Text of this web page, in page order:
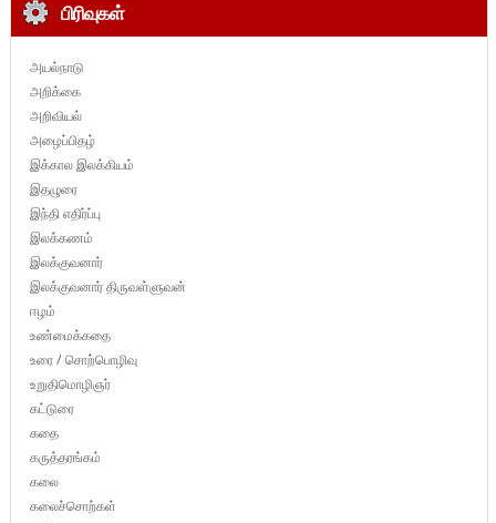
பிரிவுகள்
அயல்நாடு
அறிக்கை
அறிவியல்
அழைப்பிதழ்
இக்கால இலக்கியம்
இதழுரை
இந்தி எதிர்ப்பு
இலக்கணம்
இலக்குவனார்
இலக்குவனார் திருவள்ளுவன்
ஈழம்
உண்மைக்கதை
உரை / சொற்பொழிவு
உறுதிமொழிஞர்
கட்டுரை
கதை
கருத்தரங்கம்
கலை
கலைச்சொற்கள்